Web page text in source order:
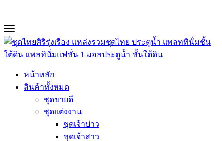
หน้าหลัก
สินค้าทั้งหมด
ชุดขายดี
ชุดแต่งงาน
ชุดเจ้าบ่าว
ชุดเจ้าสาว